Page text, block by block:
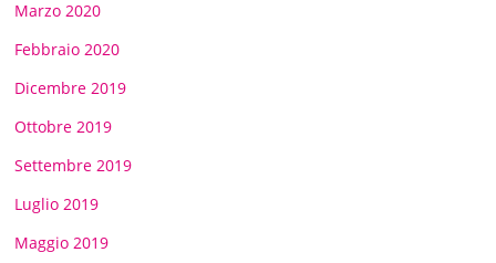
Marzo 2020
Febbraio 2020
Dicembre 2019
Ottobre 2019
Settembre 2019
Luglio 2019
Maggio 2019